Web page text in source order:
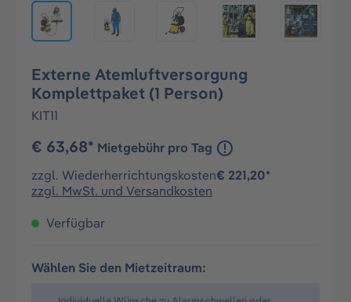
Externe Atemluftversorgung
Komplettpaket (1 Person)
KIT11
Mietgebühr pro Tag
€ 63,68*
zzgl. Wiederherrichtungskosten€ 221,20*
zzgl. MwSt. und Versandkosten
Verfügbar
Wählen Sie den Mietzeitraum: